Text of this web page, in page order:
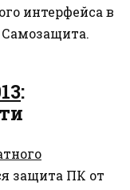
интерфейса в
Самозащита.
:
защита ПК от